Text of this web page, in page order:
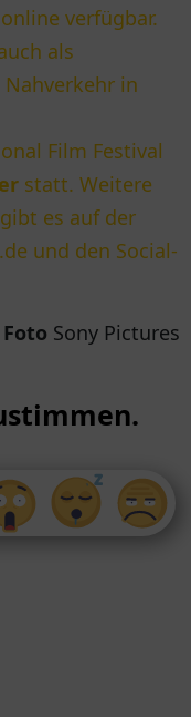
verfügbar.
als
in
Film Festival
statt. Weitere
es auf der
und den Social-
Foto Sony Pictures